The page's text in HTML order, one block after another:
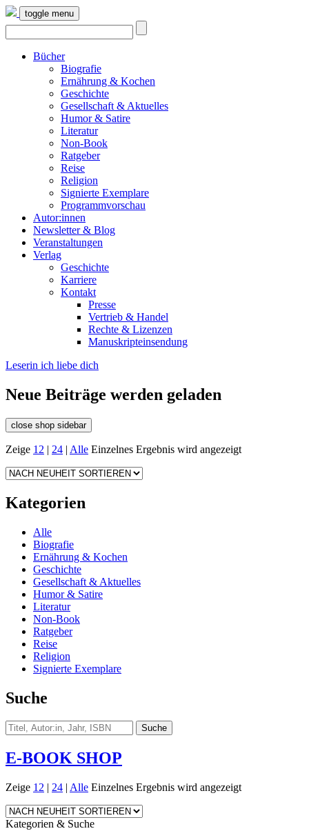
toggle menu
Bücher
Biografie
Ernährung & Kochen
Geschichte
Gesellschaft & Aktuelles
Humor & Satire
Literatur
Non-Book
Ratgeber
Reise
Religion
Signierte Exemplare
Programmvorschau
Autor:innen
Newsletter & Blog
Veranstaltungen
Verlag
Geschichte
Karriere
Kontakt
Presse
Vertrieb & Handel
Rechte & Lizenzen
Manuskripteinsendung
Leserin ich liebe dich
Neue Beiträge werden geladen
close shop sidebar
Zeige 12 | 24 | Alle Einzelnes Ergebnis wird angezeigt
Kategorien
Alle
Biografie
Ernährung & Kochen
Geschichte
Gesellschaft & Aktuelles
Humor & Satire
Literatur
Non-Book
Ratgeber
Reise
Religion
Signierte Exemplare
Suche
E-BOOK SHOP
Zeige 12 | 24 | Alle Einzelnes Ergebnis wird angezeigt
Kategorien & Suche